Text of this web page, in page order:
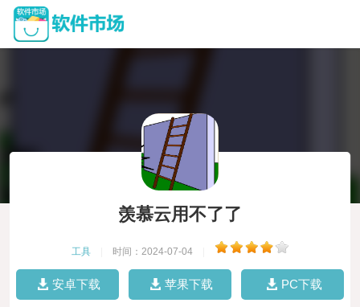
羡慕云用不了了
工具 时间：2024-07-04
安卓下载 苹果下载 PC下载